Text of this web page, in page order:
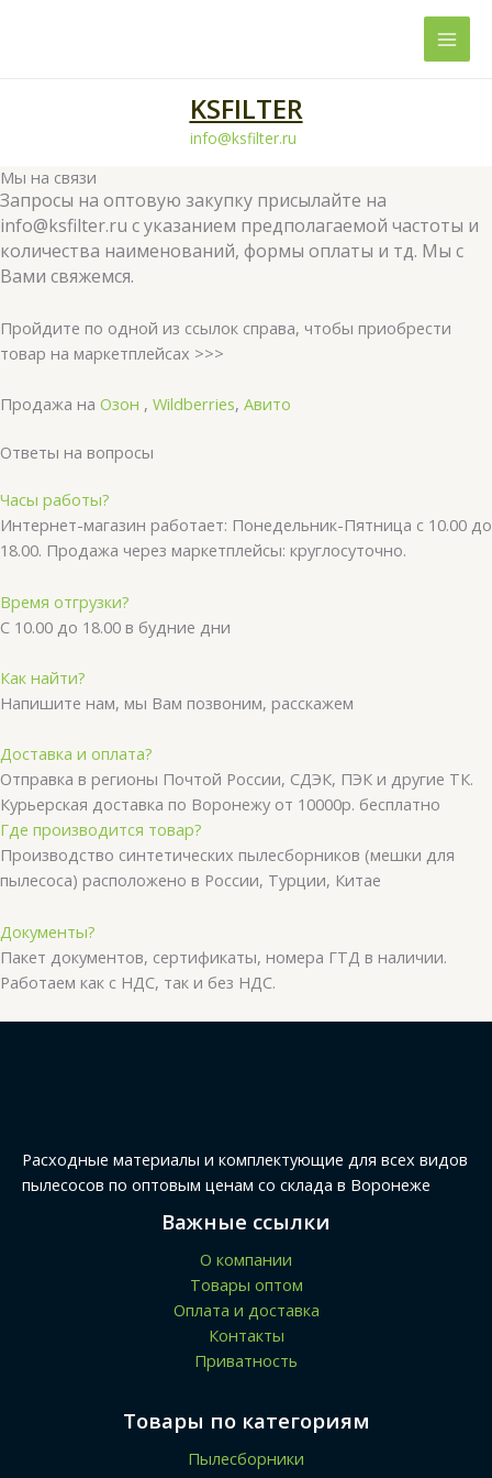
KSFILTER
info@ksfilter.ru
Мы на связи
Запросы на оптовую закупку присылайте на
info@ksfilter.ru с указанием предполагаемой частоты и
количества наименований, формы оплаты и тд. Мы с
Вами свяжемся.
Пройдите по одной из ссылок справа, чтобы приобрести
товар на маркетплейсах >>>
Продажа на Озон , Wildberries, Авито
Ответы на вопросы
Часы работы?
Интернет-магазин работает: Понедельник-Пятница с 10.00 до
18.00. Продажа через маркетплейсы: круглосуточно.
Время отгрузки?
С 10.00 до 18.00 в будние дни
Как найти?
Напишите нам, мы Вам позвоним, расскажем
Доставка и оплата?
Отправка в регионы Почтой России, СДЭК, ПЭК и другие ТК.
Курьерская доставка по Воронежу от 10000р. бесплатно
Где производится товар?
Производство синтетических пылесборников (мешки для
пылесоса) расположено в России, Турции, Китае
Документы?
Пакет документов, сертификаты, номера ГТД в наличии.
Работаем как с НДС, так и без НДС.
Расходные материалы и комплектующие для всех видов
пылесосов по оптовым ценам со склада в Воронеже
Важные ссылки
О компании
Товары оптом
Оплата и доставка
Контакты
Приватность
Товары по категориям
Пылесборники